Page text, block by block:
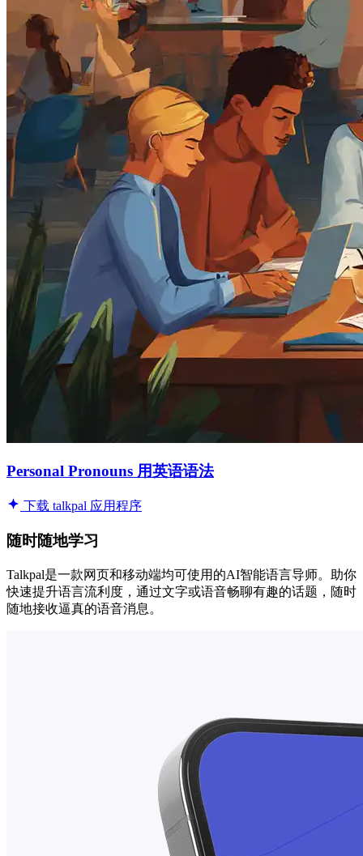
Personal Pronouns 用英语语法
下载 talkpal 应用程序
随时随地学习
Talkpal是一款网页和移动端均可使用的AI智能语言导师。助你
快速提升语言流利度，通过文字或语音畅聊有趣的话题，随时
随地接收逼真的语音消息。